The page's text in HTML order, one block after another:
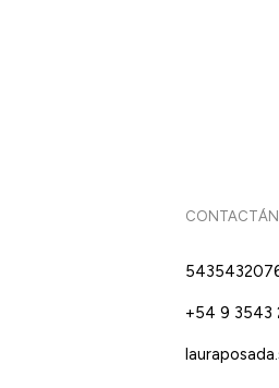
+54 9 3543